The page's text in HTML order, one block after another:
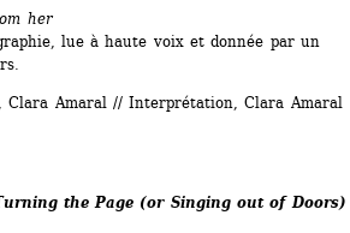
her
lue à haute voix et donnée par un
Amaral // Interprétation, Clara Amaral
the Page (or Singing out of Doors)